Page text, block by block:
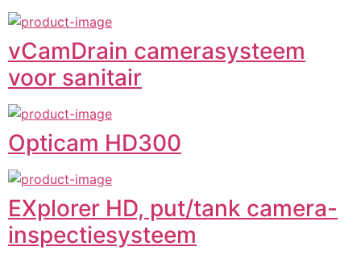
vCamDrain camerasysteem
voor sanitair
Opticam HD300
EXplorer HD, put/tank camera-
inspectiesysteem